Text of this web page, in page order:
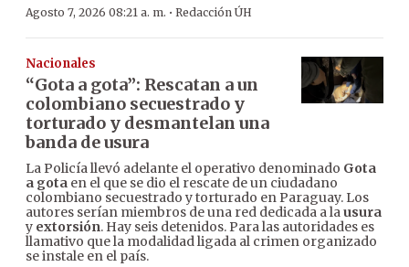
Agosto 7, 2026 08:21 a. m. · Redacción ÚH
Nacionales
“Gota a gota”: Rescatan a un
colombiano secuestrado y
torturado y desmantelan una
banda de usura
La Policía llevó adelante el operativo denominado Gota
a gota en el que se dio el rescate de un ciudadano
colombiano secuestrado y torturado en Paraguay. Los
autores serían miembros de una red dedicada a lausura
y extorsión. Hay seis detenidos. Para las autoridades es
llamativo que la modalidad ligada al crimen organizado
se instale en el país.